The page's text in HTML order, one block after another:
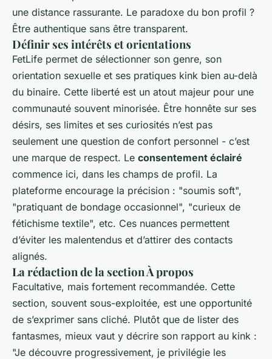
une distance rassurante. Le paradoxe du bon profil ?
Être authentique sans être transparent.
Définir ses intérêts et orientations
FetLife permet de sélectionner son genre, son
orientation sexuelle et ses pratiques kink bien au-delà
du binaire. Cette liberté est un atout majeur pour une
communauté souvent minorisée. Être honnête sur ses
désirs, ses limites et ses curiosités n’est pas
seulement une question de confort personnel - c’est
une marque de respect. Le consentement éclairé
commence ici, dans les champs de profil. La
plateforme encourage la précision : "soumis soft",
"pratiquant de bondage occasionnel", "curieux de
fétichisme textile", etc. Ces nuances permettent
d’éviter les malentendus et d’attirer des contacts
alignés.
La rédaction de la section À propos
Facultative, mais fortement recommandée. Cette
section, souvent sous-exploitée, est une opportunité
de s’exprimer sans cliché. Plutôt que de lister des
fantasmes, mieux vaut y décrire son rapport au kink :
"Je découvre progressivement, je privilégie les